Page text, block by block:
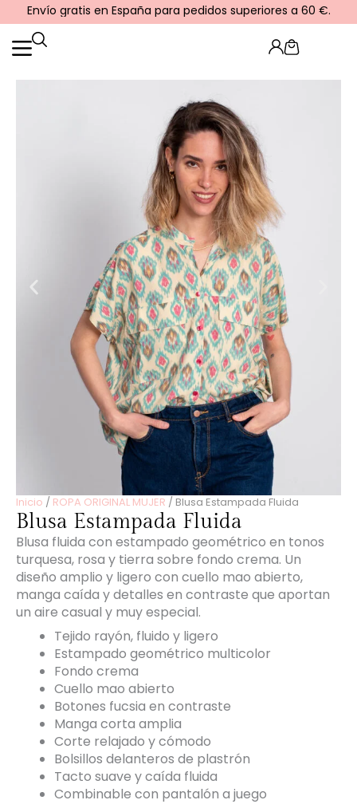
al
contenido
Envío gratis en España para pedidos superiores a 60 €.
Cart
Inicio / ROPA ORIGINAL MUJER / Blusa Estampada Fluida
Blusa Estampada Fluida
Blusa fluida con estampado geométrico en tonos
turquesa, rosa y tierra sobre fondo crema. Un
diseño amplio y ligero con cuello mao abierto,
manga caída y detalles en contraste que aportan
un aire casual y muy especial.
Tejido rayón, fluido y ligero
Estampado geométrico multicolor
Fondo crema
Cuello mao abierto
Botones fucsia en contraste
Manga corta amplia
Corte relajado y cómodo
Bolsillos delanteros de plastrón
Tacto suave y caída fluida
Combinable con pantalón a juego